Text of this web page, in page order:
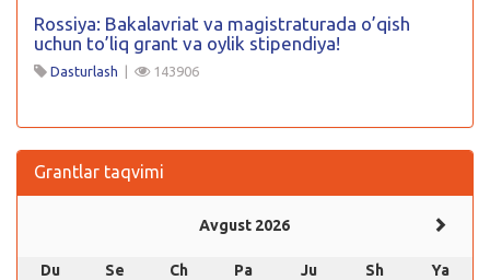
Rossiya: Bakalavriat va magistraturada o’qish
uchun to’liq grant va oylik stipendiya!
Dasturlash | 143906
Grantlar taqvimi
Avgust 2026
Du Se Ch Pa Ju Sh
Ya